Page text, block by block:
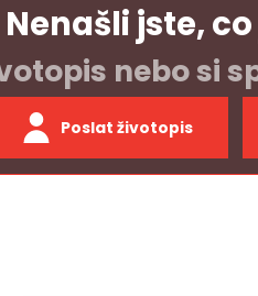
Nenašli jste,
nebo si
Poslat životopis